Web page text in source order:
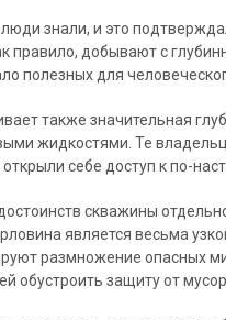
знали, и это
правило, добывают с
полезных для
также значительная
жидкостями. Те
открыли себе доступ к по-
скважины
является весьма
размножение опасных
обустроить защиту от